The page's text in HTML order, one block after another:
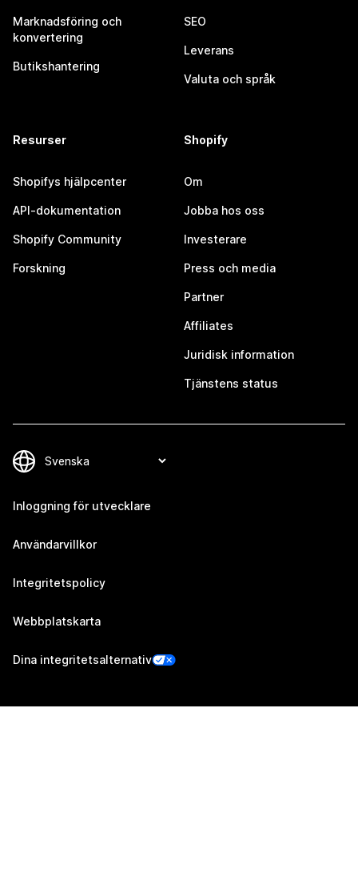
Marknadsföring och
konvertering
Butikshantering
SEO
Leverans
Valuta och språk
Resurser
Shopifys hjälpcenter
API-dokumentation
Shopify Community
Forskning
Shopify
Om
Jobba hos oss
Investerare
Press och media
Partner
Affiliates
Juridisk information
Tjänstens status
Inloggning för utvecklare
Användarvillkor
Integritetspolicy
Webbplatskarta
Dina integritetsalternativ